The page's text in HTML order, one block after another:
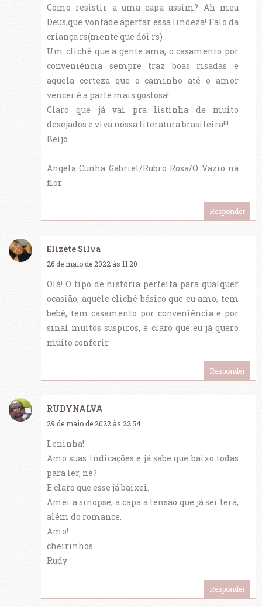
Como resistir a uma capa assim? Ah meu
Deus,que vontade apertar essa lindeza! Falo da
criança rs(mente que dói rs)
Um clichê que a gente ama, o casamento por
conveniência sempre traz boas risadas e
aquela certeza que o caminho até o amor
vencer é a parte mais gostosa!
Claro que já vai pra listinha de muito
desejados e viva nossa literatura brasileira!!!
Beijo
Angela Cunha Gabriel/Rubro Rosa/O Vazio na
flor
Responder
Elizete Silva
26 de maio de 2022 às 11:20
Olá! O tipo de história perfeita para qualquer
ocasião, aquele clichê básico que eu amo, tem
bebê, tem casamento por conveniência e por
sinal muitos suspiros, é claro que eu já quero
muito conferir.
Responder
RUDYNALVA
29 de maio de 2022 às 22:54
Leninha!
Amo suas indicações e já sabe que baixo todas
para ler, né?
E claro que esse já baixei.
Amei a sinopse, a capa a tensão que já sei terá,
além do romance.
Amo!
cheirinhos
Rudy
Responder